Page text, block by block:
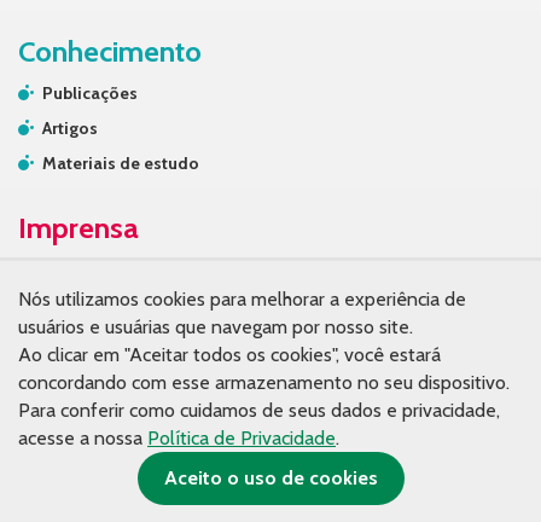
Conhecimento
Publicações
Artigos
Materiais de estudo
Imprensa
Releases
Na mídia
Contato
Nós utilizamos cookies para melhorar a experiência de
usuários e usuárias que navegam por nosso site.
Ao clicar em "Aceitar todos os cookies", você estará
concordando com esse armazenamento no seu dispositivo.
Para conferir como cuidamos de seus dados e privacidade,
acesse a nossa Política de Privacidade.
Aceito o uso de cookies